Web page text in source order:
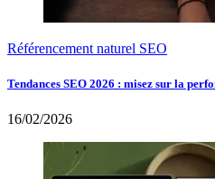
Référencement naturel SEO
Tendances SEO 2026 : misez sur la
16/02/2026